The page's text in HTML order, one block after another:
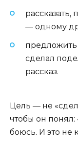
— одному
предложить
сделал
рассказ.
Цель — не
чтобы он понял:
боюсь. И это не